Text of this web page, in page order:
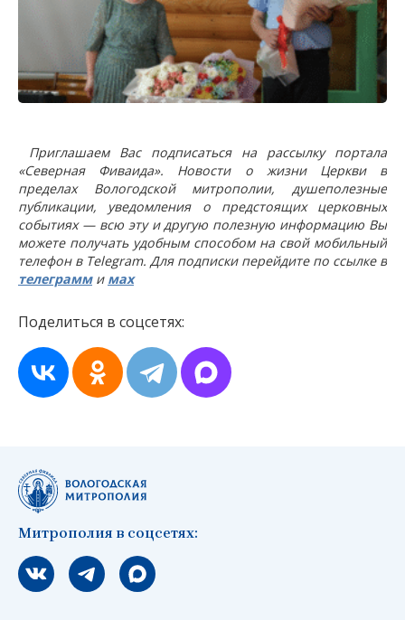
Приглашаем Вас подписаться на рассылку портала
«Северная Фиваида». Новости о жизни Церкви в
пределах Вологодской митрополии, душеполезные
публикации, уведомления о предстоящих церковных
событиях — всю эту и другую полезную информацию Вы
можете получать удобным способом на свой мобильный
телефон в Telegram. Для подписки перейдите по ссылке в
телеграмми мах
Поделиться в соцсетях:
Митрополия в соцсетях:
Мы вконтакте
Мы в telegram
Мы в Макс